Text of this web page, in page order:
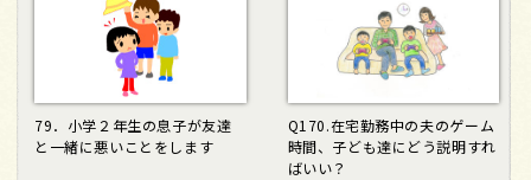
79．小学２年生の息子が友達
と一緒に悪いことをします
Q170.在宅勤務中の夫のゲーム
時間、子ども達にどう説明すれ
ばいい？